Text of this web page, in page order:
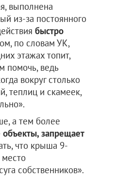
выполнена
из-за постоянного
быстро
по словам УК,
этажах топит,
помочь, ведь
вокруг столько
теплиц и скамеек,
а тем более
объекты, запрещает
что крыша 9-
собственников».